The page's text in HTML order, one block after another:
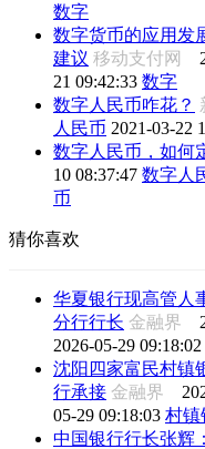
数字
数字货币的应用发
建议 移动支付网
21 09:42:33 数字
数字人民币咋花？
人民币 2021-03-22
数字人民币，如何
10 08:37:47 数字人
币
猜你喜欢
华夏银行现高管人
分行行长 金融界
2026-05-29 09:18:02
沈阳四家富民村镇
行承接 金融界
05-29 09:18:03 村镇
中国银行行长张辉